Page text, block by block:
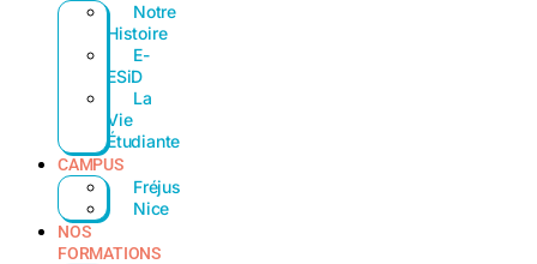
Notre
Histoire
E-
ESiD
La
Vie
Étudiante
CAMPUS
Fréjus
Nice
NOS
FORMATIONS